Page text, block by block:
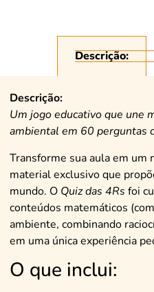
Descrição:
Descrição:
Um jogo educativo que une
ambiental em 60 perguntas
Transforme sua aula em um
material exclusivo que
mundo. O Quiz das 4Rs foi
conteúdos matemáticos
ambiente, combinando
em uma única experiência
O que inclui: